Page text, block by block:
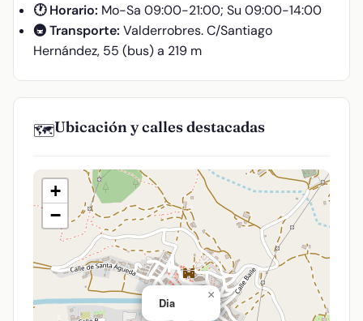
🕐 Horario: Mo-Sa 09:00-21:00; Su 09:00-14:00
🚇 Transporte: Valderrobres. C/Santiago
Hernández, 55 (bus) a 219 m
🗺️Ubicación y calles destacadas
Dia
×
+
−